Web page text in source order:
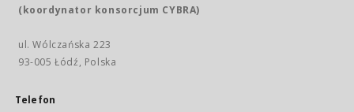
(koordynator konsorcjum CYBRA)
ul. Wólczańska 223
93-005 Łódź, Polska
Telefon